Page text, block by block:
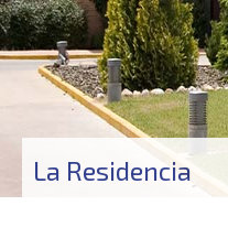
La Residencia